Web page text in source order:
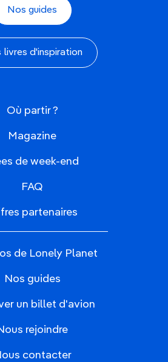
Nos guides
livres d'inspiration
Où partir ?
Magazine
de week-end
FAQ
partenaires
de Lonely Planet
Nos guides
un billet d'avion
rejoindre
contacter